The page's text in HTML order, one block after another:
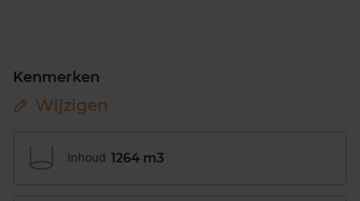
Kenmerken
Wijzigen
Inhoud 1264 m3